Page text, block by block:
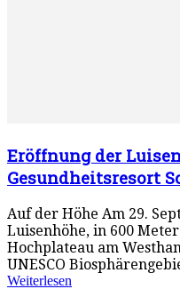
Eröffnung der
Gesundheitsresort
Auf der Höhe Am 29.
Luisenhöhe, in 600
Hochplateau am
UNESCO
Weiterlesen